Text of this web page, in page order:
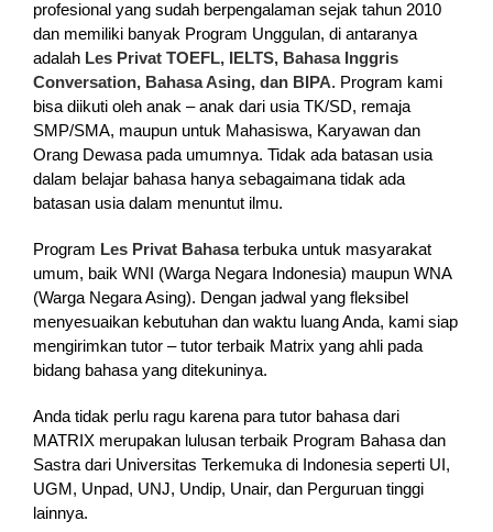
profesional yang sudah berpengalaman sejak tahun 2010
dan memiliki banyak Program Unggulan, di antaranya
adalah Les Privat TOEFL, IELTS, Bahasa Inggris
Conversation, Bahasa Asing, dan BIPA. Program kami
bisa diikuti oleh anak – anak dari usia TK/SD, remaja
SMP/SMA, maupun untuk Mahasiswa, Karyawan dan
Orang Dewasa pada umumnya. Tidak ada batasan usia
dalam belajar bahasa hanya sebagaimana tidak ada
batasan usia dalam menuntut ilmu.
Program Les Privat Bahasaterbuka untuk masyarakat
umum, baik WNI (Warga Negara Indonesia) maupun WNA
(Warga Negara Asing). Dengan jadwal yang fleksibel
menyesuaikan kebutuhan dan waktu luang Anda, kami siap
mengirimkan tutor – tutor terbaik Matrix yang ahli pada
bidang bahasa yang ditekuninya.
Anda tidak perlu ragu karena para tutor bahasa dari
MATRIX merupakan lulusan terbaik Program Bahasa dan
Sastra dari Universitas Terkemuka di Indonesia seperti UI,
UGM, Unpad, UNJ, Undip, Unair, dan Perguruan tinggi
lainnya.